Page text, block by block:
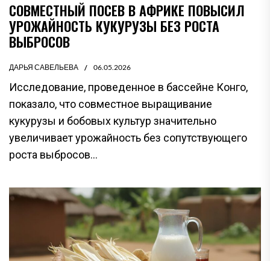
СОВМЕСТНЫЙ ПОСЕВ В АФРИКЕ ПОВЫСИЛ
УРОЖАЙНОСТЬ КУКУРУЗЫ БЕЗ РОСТА
ВЫБРОСОВ
ДАРЬЯ САВЕЛЬЕВА 06.05.2026
Исследование, проведенное в бассейне Конго,
показало, что совместное выращивание
кукурузы и бобовых культур значительно
увеличивает урожайность без сопутствующего
роста выбросов...